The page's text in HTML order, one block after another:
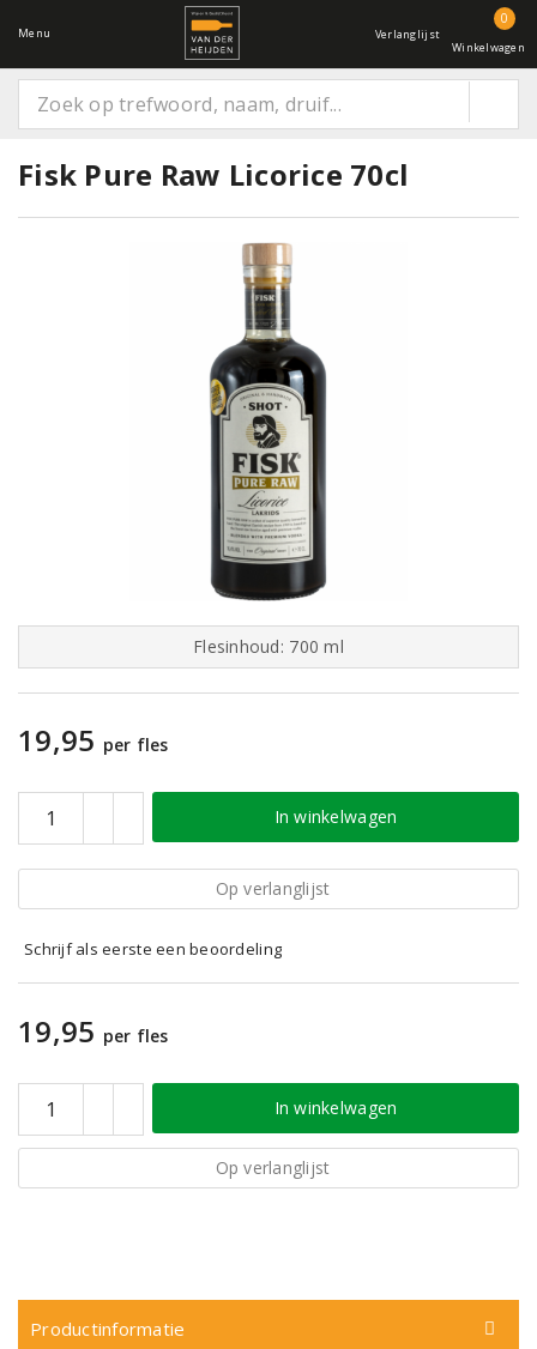
Menu Verlanglijst
0
Winkelwagen
Fisk Pure Raw Licorice 70cl
Flesinhoud: 700 ml
19,95 per fles
In winkelwagen
Op verlanglijst
Schrijf als eerste een beoordeling
19,95 per fles
In winkelwagen
Op verlanglijst
Productinformatie